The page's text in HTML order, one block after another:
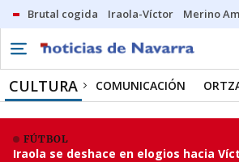
Brutal cogida Iraola-Víctor Merino
CULTURA COMUNICACIÓN
FÚTBOL
Iraola se deshace en elogios hacia